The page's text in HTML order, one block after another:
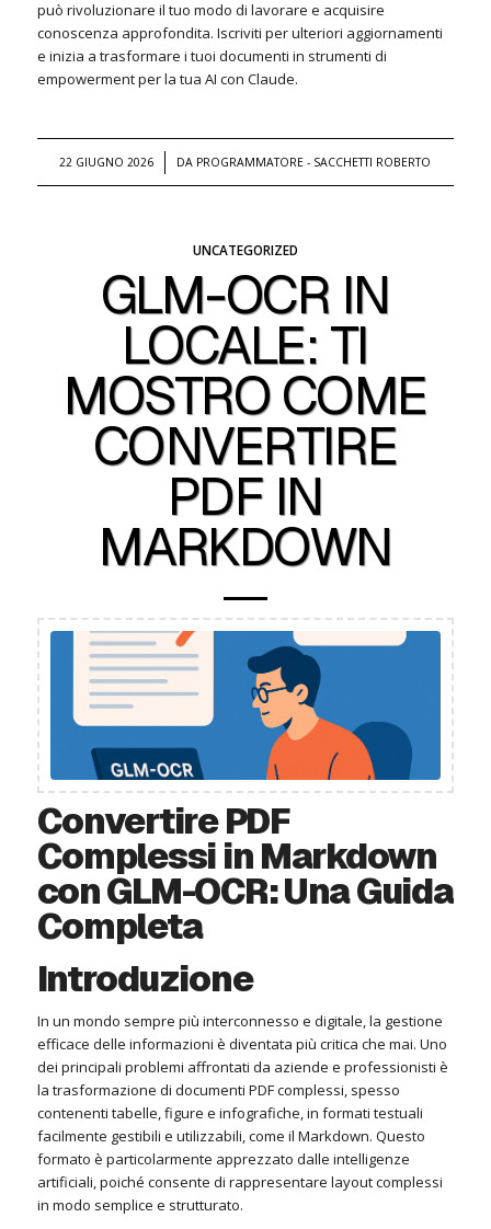
può rivoluzionare il tuo modo di lavorare e acquisire
conoscenza approfondita. Iscriviti per ulteriori aggiornamenti
e inizia a trasformare i tuoi documenti in strumenti di
empowerment per la tua AI con Claude.
22 GIUGNO 2026
/ DA PROGRAMMATORE - SACCHETTI ROBERTO
UNCATEGORIZED
GLM-OCR IN
LOCALE: TI
MOSTRO COME
CONVERTIRE
PDF IN
MARKDOWN
Convertire PDF
Complessi in Markdown
con GLM-OCR: Una Guida
Completa
Introduzione
In un mondo sempre più interconnesso e digitale, la gestione
efficace delle informazioni è diventata più critica che mai. Uno
dei principali problemi affrontati da aziende e professionisti è
la trasformazione di documenti PDF complessi, spesso
contenenti tabelle, figure e infografiche, in formati testuali
facilmente gestibili e utilizzabili, come il Markdown. Questo
formato è particolarmente apprezzato dalle intelligenze
artificiali, poiché consente di rappresentare layout complessi
in modo semplice e strutturato.